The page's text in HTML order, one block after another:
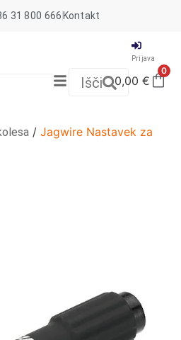
31 800 666 Kontakt
Prijava
Išči
0
0,00 €
/ Jagwire Nastavek za